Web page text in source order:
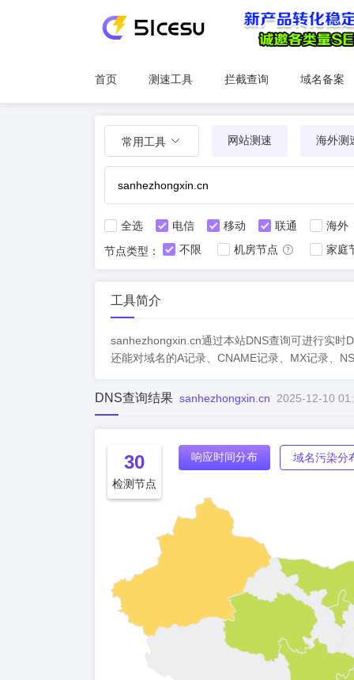
首页 测速工具 拦截查询 域名备案
常用工具 网站测速 海外测
全选 电信 移动 联通
海外
节点类型：
不限 机房节点 家庭
工具简介
sanhezhongxin.cn通过本站DNS查询可进行实时
还能对域名的A记录、CNAME记录、MX记录、
DNS查询结果 sanhezhongxin.cn 2025-12-10
30
检测节点
响应时间分布 域名污染分